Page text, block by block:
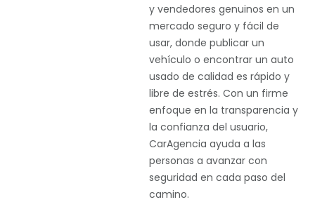
y vendedores genuinos en un
mercado seguro y fácil de
usar, donde publicar un
vehículo o encontrar un auto
usado de calidad es rápido y
libre de estrés. Con un firme
enfoque en la transparencia y
la confianza del usuario,
CarAgencia ayuda a las
personas a avanzar con
seguridad en cada paso del
camino.